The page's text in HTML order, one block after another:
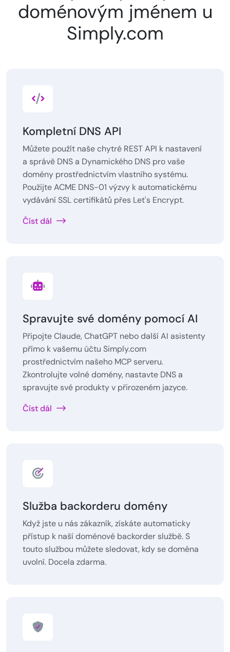
doménovým jménem u
Simply.com
Kompletní DNS API
Můžete použít naše chytré REST API k nastavení
a správě DNS a Dynamického DNS pro vaše
domény prostřednictvím vlastního systému.
Použijte ACME DNS-01 výzvy k automatickému
vydávání SSL certifikátů přes Let's Encrypt.
Číst dál
Spravujte své domény pomocí AI
Připojte Claude, ChatGPT nebo další AI asistenty
přímo k vašemu účtu Simply.com
prostřednictvím našeho MCP serveru.
Zkontrolujte volné domény, nastavte DNS a
spravujte své produkty v přirozeném jazyce.
Číst dál
Služba backorderu domény
Když jste u nás zákazník, získáte automaticky
přístup k naší doménové backorder službě. S
touto službou můžete sledovat, kdy se doména
uvolní. Docela zdarma.